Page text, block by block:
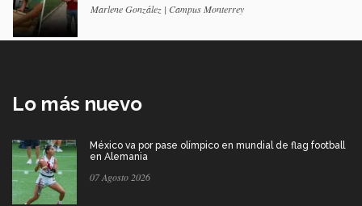
Marlene González | Campus Monterrey
Lo más nuevo
México va por pase olímpico en mundial de flag football
en Alemania
07 Agosto 2026